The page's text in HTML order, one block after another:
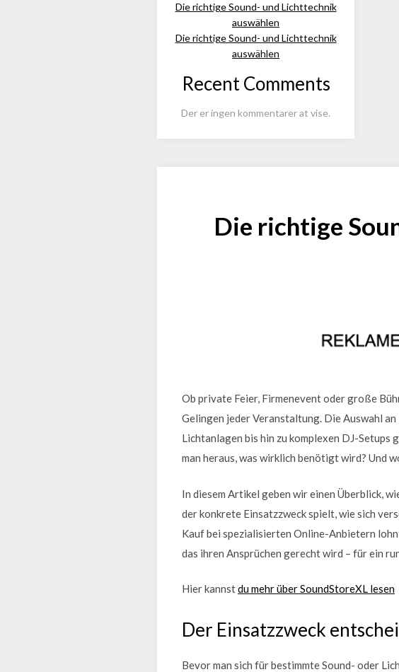
Die richtige Sound- und Lichttechnik
auswählen
Die richtige Sound- und Lichttechnik
auswählen
Recent Comments
Der er ingen kommentarer at vise.
Die richtige
Ob private Feier, Firmenevent oder große
Gelingen jeder Veranstaltung. Die Auswahl
Lichtanlagen bis hin zu komplexen DJ-
man heraus, was wirklich benötigt wird? Und
In diesem Artikel geben wir einen Überblick,
der konkrete Einsatzzweck spielt, wie sich
Kauf bei spezialisierten Online-Anbietern
das ihren Ansprüchen gerecht wird – für ein
Hier kannstdu mehr über SoundStoreXL lesen
Der Einsatzzweck
Bevor man sich für bestimmte Sound- oder